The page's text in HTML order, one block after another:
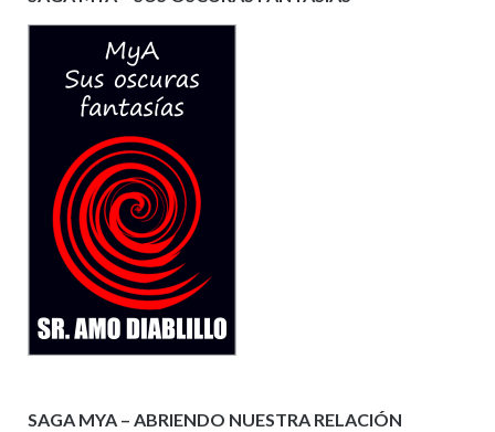
SAGA MYA – ABRIENDO NUESTRA RELACIÓN